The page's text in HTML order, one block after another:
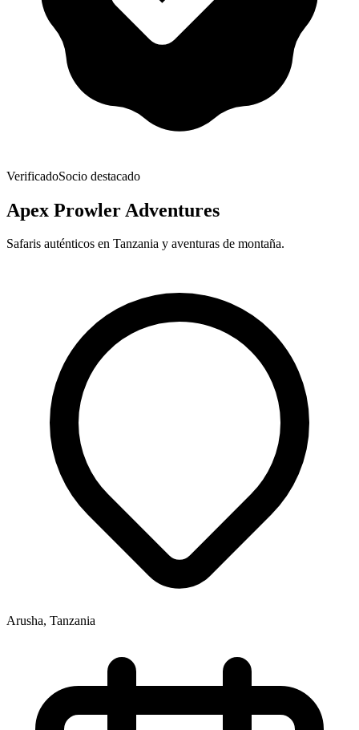
VerificadoSocio destacado
Apex Prowler Adventures
Safaris auténticos en Tanzania y aventuras de montaña.
Arusha, Tanzania